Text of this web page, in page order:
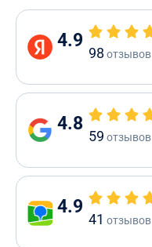
4.9
98 отзывов
4.8
59 отзывов
4.9
41 отзывов